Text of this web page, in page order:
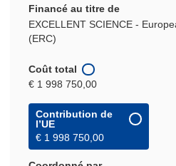
Financé au titre de
EXCELLENT SCIENCE -
(ERC)
Coût total
€ 1 998 750,00
Contribution de
l’UE
€ 1 998 750,00